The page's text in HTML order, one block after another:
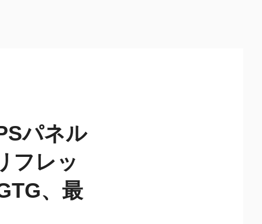
パネル
フレッ
、最